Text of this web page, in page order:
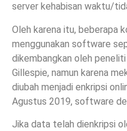
server kehabisan waktu/
Oleh karena itu, beberapa
menggunakan software
dikembangkan oleh
Gillespie, namun karena
diubah menjadi enkripsi
Agustus 2019, software
Jika data telah dienkripsi